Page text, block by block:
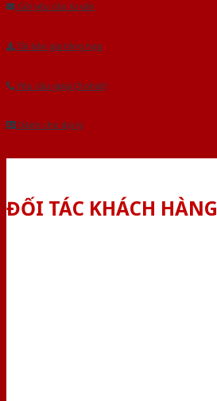
Gửi yêu cầu tư vấn
Tải báo giá tổng hợp
Yêu cầu gọi lại (3 phút)
Dành cho đại lý
ĐỐI TÁC KHÁCH HÀNG